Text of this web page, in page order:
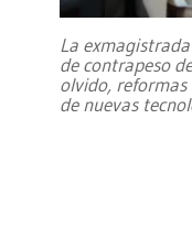
La
de contrapeso
olvido, reformas
de nuevas